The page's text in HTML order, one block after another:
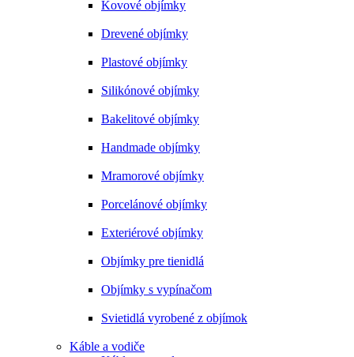
Kovové objímky
Drevené objímky
Plastové objímky
Silikónové objímky
Bakelitové objímky
Handmade objímky
Mramorové objímky
Porcelánové objímky
Exteriérové objímky
Objímky pre tienidlá
Objímky s vypínačom
Svietidlá vyrobené z objímok
Káble a vodiče